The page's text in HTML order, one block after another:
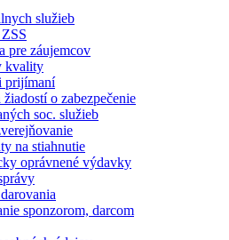
služieb
pre záujemcov
kvality
prijímaní
o zabezpečenie
soc. služieb
na stiahnutie
oprávnené výdavky
sponzorom, darcom